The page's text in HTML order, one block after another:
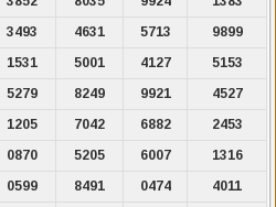
3493 4631 5713
9899
1531 5001 4127
5153
5279 8249 9921
4527
1205 7042 6882
2453
0870 5205 6007
1316
0599 8491 0474
4011